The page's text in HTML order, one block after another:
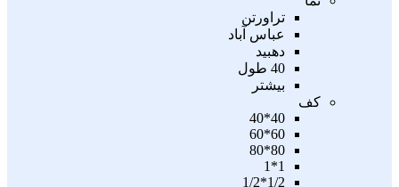
تراورتن
عباس آباد
دهبید
40 طول
بیشتر
کف
40*40
60*60
80*80
1*1
1/2*1/2